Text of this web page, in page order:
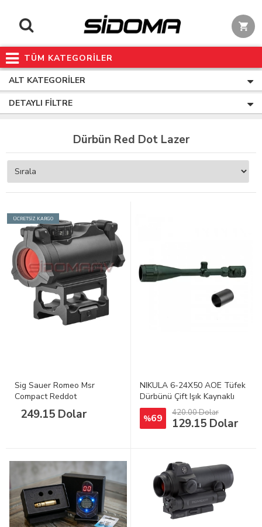
TÜM KATEGORİLER
ALT KATEGORILER
DETAYLI FILTRE
Dürbün Red Dot Lazer
ÜCRETSİZ KARGO
Sig Sauer Romeo Msr
Compact Reddot
249.15 Dolar
NIKULA 6-24X50 AOE Tüfek
Dürbünü Çift Işık Kaynaklı
%69 420.00 Dolar
129.15 Dolar